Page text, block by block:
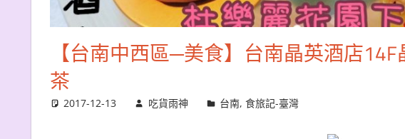
【台南中西區─美食】台南晶英酒店
茶
2017-12-13 吃貨雨神 台南,食旅記-臺灣